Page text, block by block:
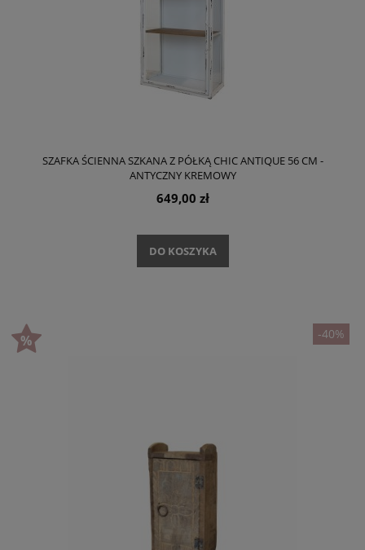
SZAFKA ŚCIENNA SZKANA Z PÓŁKĄ CHIC ANTIQUE 56 CM -
ANTYCZNY KREMOWY
649,00 zł
DO KOSZYKA
-40%